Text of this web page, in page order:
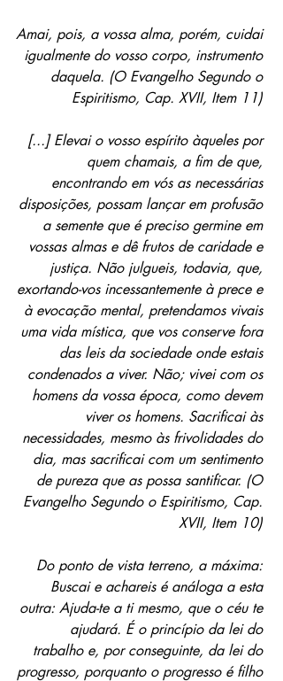
Amai, pois, a vossa alma, porém, cuidai
igualmente do vosso corpo, instrumento
daquela. (O Evangelho Segundo o
Espiritismo, Cap. XVII, Item 11)
[...] Elevai o vosso espírito àqueles por
quem chamais, a fim de que,
encontrando em vós as necessárias
disposições, possam lançar em profusão
a semente que é preciso germine em
vossas almas e dê frutos de caridade e
justiça. Não julgueis, todavia, que,
exortando-vos incessantemente à prece e
à evocação mental, pretendamos vivais
uma vida mística, que vos conserve fora
das leis da sociedade onde estais
condenados a viver. Não; vivei com os
homens da vossa época, como devem
viver os homens. Sacrificai às
necessidades, mesmo às frivolidades do
dia, mas sacrificai com um sentimento
de pureza que as possa santificar. (O
Evangelho Segundo o Espiritismo, Cap.
XVII, Item 10)
Do ponto de vista terreno, a máxima:
Buscai e achareis é análoga a esta
outra: Ajuda-te a ti mesmo, que o céu te
ajudará. É o princípio da lei do
trabalho e, por conseguinte, da lei do
progresso, porquanto o progresso é filho